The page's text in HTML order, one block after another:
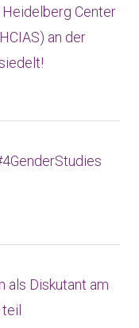
Center
an der
als Diskutant am